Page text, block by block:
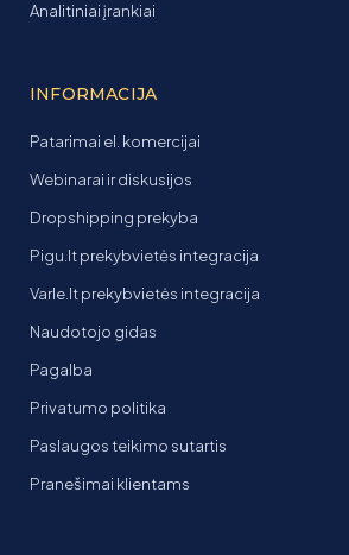
Analitiniai įrankiai
INFORMACIJA
Patarimai el. komercijai
Webinarai ir diskusijos
Dropshipping prekyba
Pigu.lt prekybvietės integracija
Varle.lt prekybvietės integracija
Naudotojo gidas
Pagalba
Privatumo politika
Paslaugos teikimo sutartis
Pranešimai klientams